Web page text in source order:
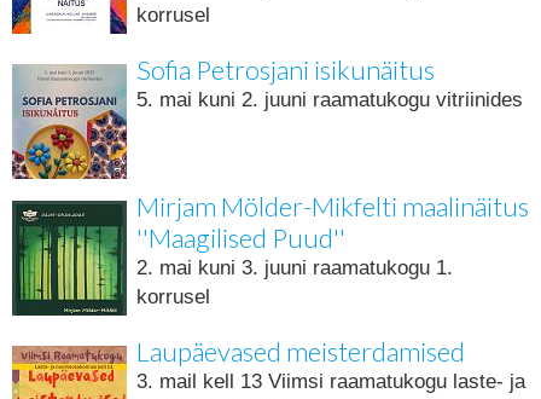
korrusel
Sofia Petrosjani isikunäitus
5. mai kuni 2. juuni raamatukogu vitriinides
Mirjam Mölder-Mikfelti maalinäitus
''Maagilised Puud''
2. mai kuni 3. juuni raamatukogu 1.
korrusel
Laupäevased meisterdamised
3. mail kell 13 Viimsi raamatukogu laste- ja